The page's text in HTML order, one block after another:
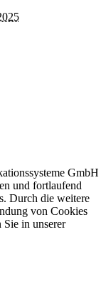
GmbH
und fortlaufend
Durch die weitere
von Cookies
in unserer